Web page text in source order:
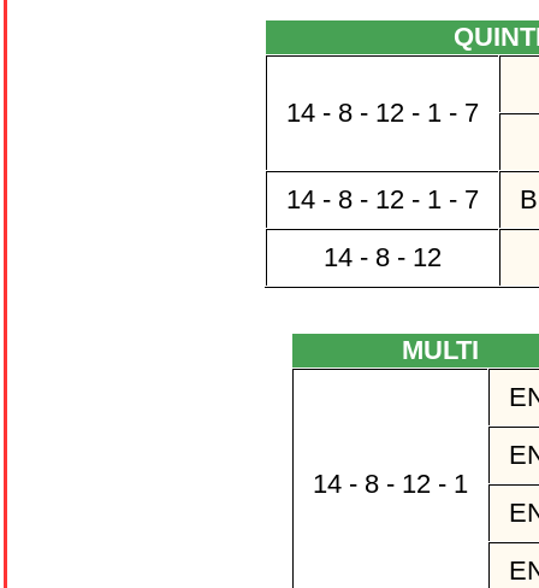
14 - 8 - 12 - 1 - 7
14 - 8 - 12 - 1 - 7
14 - 8 - 12
MULTI
14 - 8 - 12 - 1